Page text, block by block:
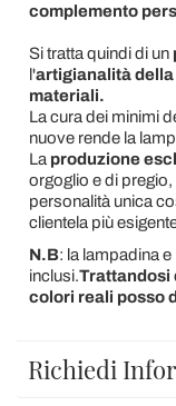
complemento
Si tratta quindi di un
l'artigianalità
materiali.
La cura dei minimi
nuove rende la
La produzione
orgoglio e di
personalità unica
clientela più
N.B: la lampadina
inclusi.Trattandosi
colori reali posso
Richiedi